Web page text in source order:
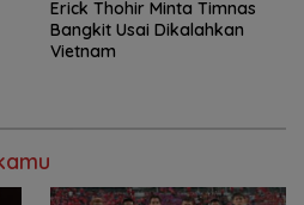
Erick Thohir Minta Timnas
Bangkit Usai Dikalahkan
Vietnam